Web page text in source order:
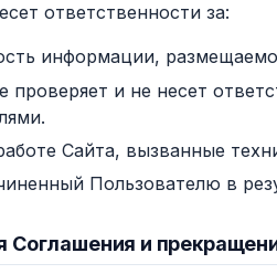
ответственности за:
информации,
проверяет и не несет
Сайта, вызванные
Пользователю в
Соглашения и